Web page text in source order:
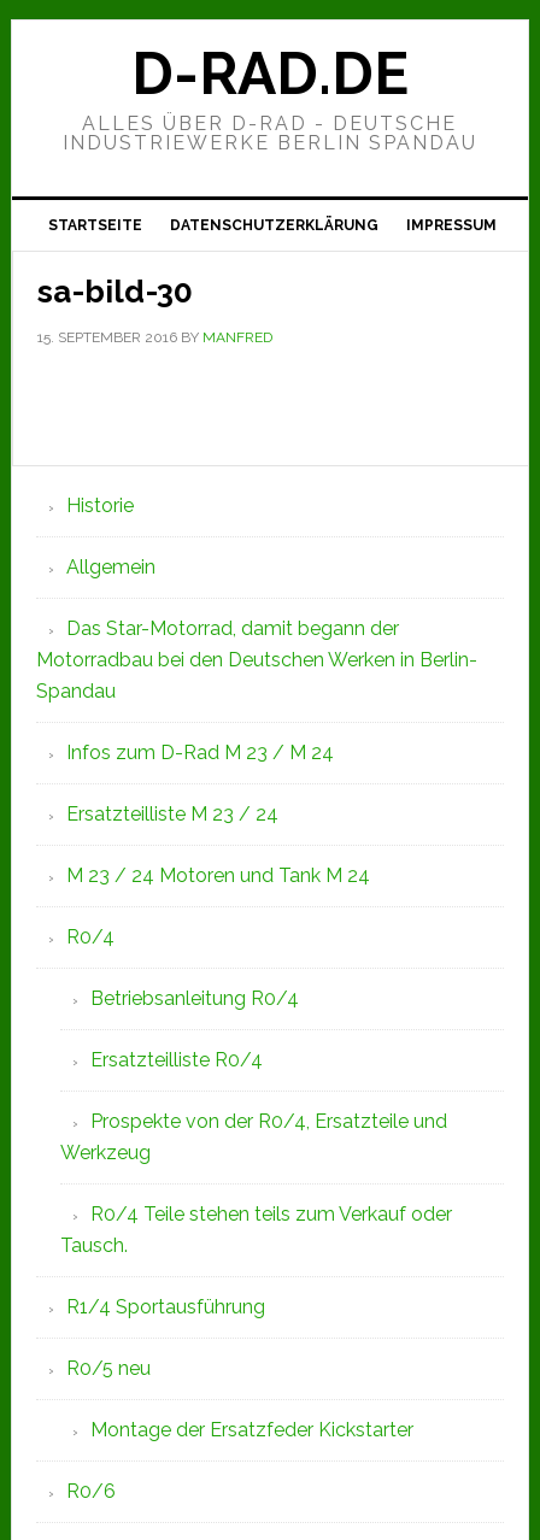
Zur
Hauptnavigation
Zum
Zur
D-RAD.DE
ALLES ÜBER D-RAD - DEUTSCHE
INDUSTRIEWERKE BERLIN SPANDAU
STARTSEITE DATENSCHUTZERKLÄRUNG IMPRESSUM
sa-bild-30
15. SEPTEMBER 2016BY MANFRED
Seitenspalte
Historie
Allgemein
Das Star-Motorrad, damit begann der
Motorradbau bei den Deutschen Werken in Berlin-
Spandau
Infos zum D-Rad M 23 / M 24
Ersatzteilliste M 23 / 24
M 23 / 24 Motoren und Tank M 24
R0/4
Betriebsanleitung R0/4
Ersatzteilliste R0/4
Prospekte von der R0/4, Ersatzteile und
Werkzeug
R0/4 Teile stehen teils zum Verkauf oder
Tausch.
R1/4 Sportausführung
R0/5 neu
Montage der Ersatzfeder Kickstarter
R0/6